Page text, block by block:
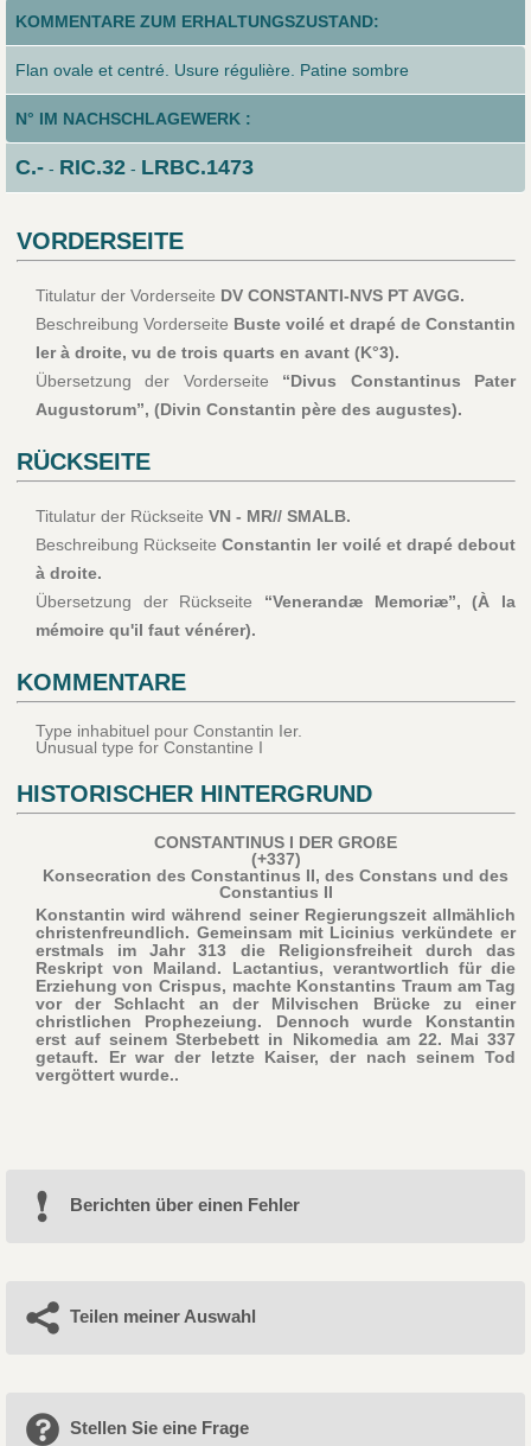
KOMMENTARE ZUM ERHALTUNGSZUSTAND:
Flan ovale et centré. Usure régulière. Patine sombre
N° IM NACHSCHLAGEWERK :
C.-- RIC.32- LRBC.1473
VORDERSEITE
Titulatur der Vorderseite DV CONSTANTI-NVS PT AVGG.
Beschreibung Vorderseite Buste voilé et drapé de Constantin
Ier à droite, vu de trois quarts en avant (K°3).
Übersetzung der Vorderseite “Divus Constantinus Pater
Augustorum”, (Divin Constantin père des augustes).
RÜCKSEITE
Titulatur der Rückseite VN - MR// SMALB.
Beschreibung RückseiteConstantin Ier voilé et drapé debout
à droite.
Übersetzung der Rückseite “Venerandæ Memoriæ”, (À la
mémoire qu'il faut vénérer).
KOMMENTARE
Type inhabituel pour Constantin Ier.
Unusual type for Constantine I
HISTORISCHER HINTERGRUND
CONSTANTINUS I DER GROßE
(+337)
Konsecration des Constantinus II, des Constans und des
Constantius II
Konstantin wird während seiner Regierungszeit allmählich
christenfreundlich. Gemeinsam mit Licinius verkündete er
erstmals im Jahr 313 die Religionsfreiheit durch das
Reskript von Mailand. Lactantius, verantwortlich für die
Erziehung von Crispus, machte Konstantins Traum am Tag
vor der Schlacht an der Milvischen Brücke zu einer
christlichen Prophezeiung. Dennoch wurde Konstantin
erst auf seinem Sterbebett in Nikomedia am 22. Mai 337
getauft. Er war der letzte Kaiser, der nach seinem Tod
vergöttert wurde..
Berichten über einen Fehler
Teilen meiner Auswahl
Stellen Sie eine Frage